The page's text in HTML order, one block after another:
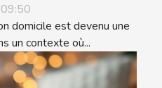
domicile est devenu une
un contexte où...